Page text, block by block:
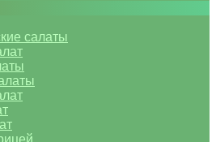
салаты